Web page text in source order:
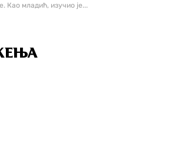
Као младић, изучио је...